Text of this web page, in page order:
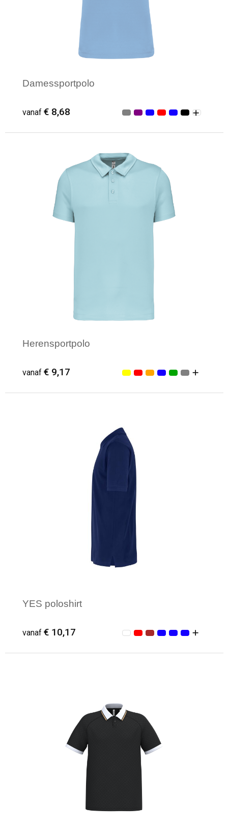
Damessportpolo
vanaf € 8,68
Minimale afname: 3
Herensportpolo
vanaf € 9,17
Minimale afname: 3
YES poloshirt
vanaf € 10,17